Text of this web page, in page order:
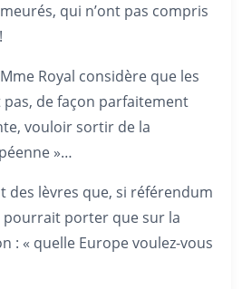
qui n’ont pas compris
Royal considère que les
pas, de façon parfaitement
vouloir sortir de la
»…
des lèvres que, si référendum
pourrait porter que sur la
: « quelle Europe voulez-vous